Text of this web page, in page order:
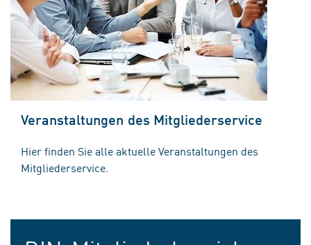
Veranstaltungen des Mitgliederservice
Hier finden Sie alle aktuelle Veranstaltungen des
Mitgliederservice.